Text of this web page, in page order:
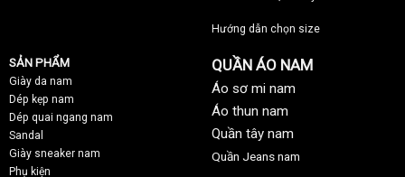
Hướng dẫn chọn size
SẢN PHẨM
Giày da nam
Dép kẹp nam
Dép quai ngang nam
Sandal
Giày sneaker nam
Phụ kiện
QUẦN ÁO NAM
Áo sơ mi nam
Áo thun nam
Quần tây nam
Quần Jeans nam